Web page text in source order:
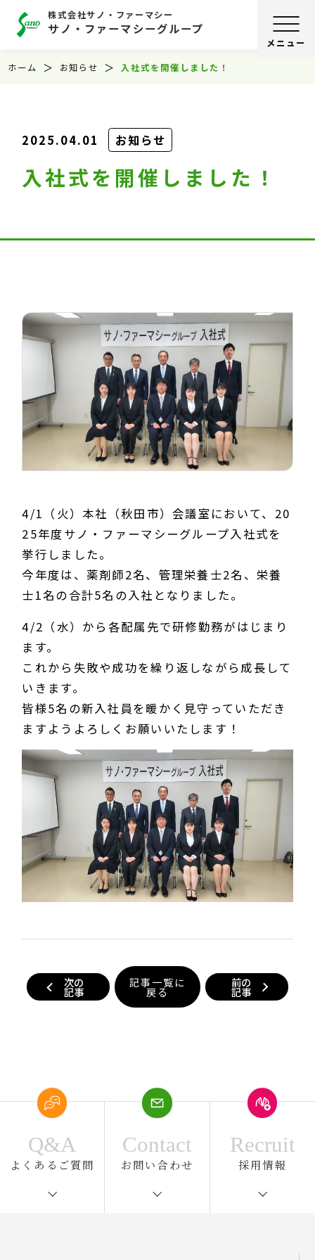
株式会社サノ・ファーマシー
サノ・ファーマシーグループ
ホーム お知らせ 入社式を開催しました！
2025.04.01 お知らせ
入社式を開催しました！
4/1（火）本社（秋田市）会議室において、20
25年度サノ・ファーマシーグループ入社式を
挙行しました。
今年度は、薬剤師2名、管理栄養士2名、栄養
士1名の合計5名の入社となりました。
4/2（水）から各配属先で研修勤務がはじまり
ます。
これから失敗や成功を繰り返しながら成長して
いきます。
皆様5名の新入社員を暖かく見守っていただき
ますようよろしくお願いいたします！
次の
記事
記事一覧に
戻る
前の
記事
Q&A
よくあるご質問
Contact
お問い合わせ
Recruit
採用情報